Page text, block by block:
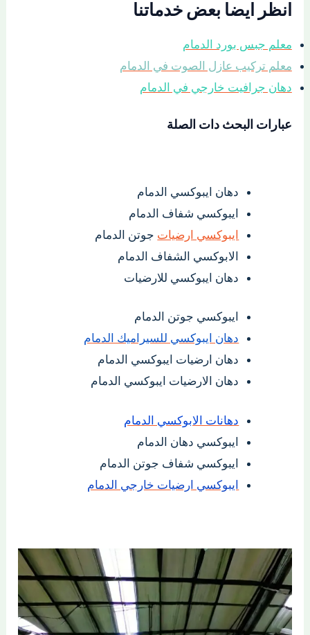
انظر ايضا بعض خدماتنا
معلم جبس بورد الدمام
معلم تركيب عازل الصوت في الدمام
دهان جرافيت خارجي في الدمام
عبارات البحث دات الصلة
دهان ايبوكسي الدمام
ايبوكسي شفاف الدمام
ايبوكسي ارضيات جوتن الدمام
الابوكسي الشفاف الدمام
دهان ايبوكسي للارضيات
ايبوكسي جوتن الدمام
دهان ايبوكسي للسيراميك الدمام
دهان ارضيات ايبوكسي الدمام
دهان الارضيات ايبوكسي الدمام
دهانات الابوكسي الدمام
ايبوكسي دهان الدمام
ايبوكسي شفاف جوتن الدمام
ايبوكسي ارضيات خارجي الدمام